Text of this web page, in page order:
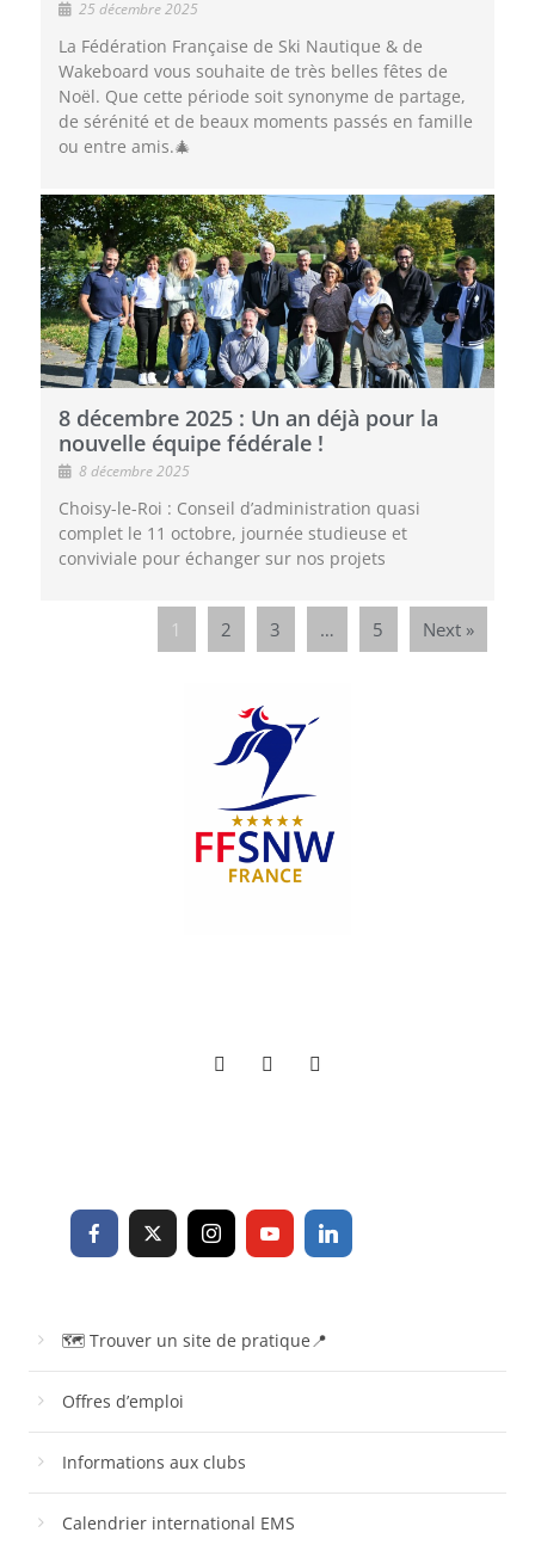
25 décembre 2025
La Fédération Française de Ski Nautique & de
Wakeboard vous souhaite de très belles fêtes de
Noël. Que cette période soit synonyme de partage,
de sérénité et de beaux moments passés en famille
ou entre amis.🎄
8 décembre 2025 : Un an déjà pour la
nouvelle équipe fédérale !
8 décembre 2025
Choisy-le-Roi : Conseil d’administration quasi
complet le 11 octobre, journée studieuse et
conviviale pour échanger sur nos projets
1 2 3 … 5 Next »
🗺 Trouver un site de pratique📍
Offres d’emploi
Informations aux clubs
Calendrier international EMS